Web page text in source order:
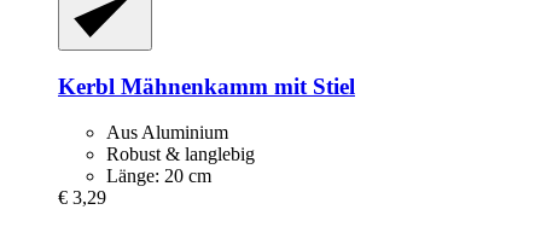
Kerbl Mähnenkamm mit Stiel
Aus Aluminium
Robust & langlebig
Länge: 20 cm
€ 3,29